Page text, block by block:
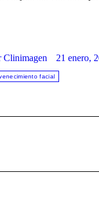
Clinimagen
21 enero,
facial